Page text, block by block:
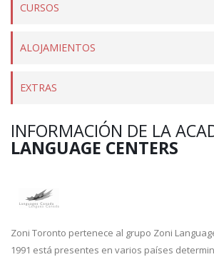
CURSOS
ALOJAMIENTOS
EXTRAS
INFORMACIÓN DE LA
LANGUAGE CENTERS
Zoni Toronto pertenece al grupo Zoni
1991 está presentes en varios países